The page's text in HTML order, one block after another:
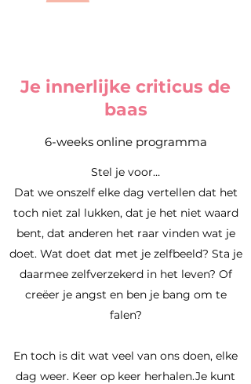
Je innerlijke criticus de
baas
6-weeks online programma
Stel je voor…
Dat we onszelf elke dag vertellen dat het
toch niet zal lukken, dat je het niet waard
bent, dat anderen het raar vinden wat je
doet. Wat doet dat met je zelfbeeld? Sta je
daarmee zelfverzekerd in het leven? Of
creëer je angst en ben je bang om te
falen?
En toch is dit wat veel van ons doen, elke
dag weer. Keer op keer herhalen.Je kunt